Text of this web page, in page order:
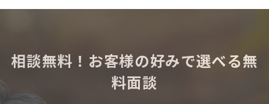
相談無料！お客様の好みで選べる無
料面談